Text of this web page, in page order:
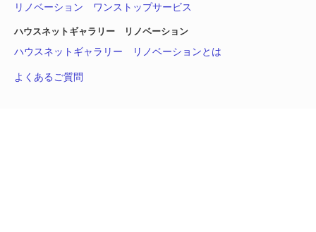
リノベーション ワンストップサービス
ハウスネットギャラリー リノベーション
ハウスネットギャラリー リノベーションとは
よくあるご質問